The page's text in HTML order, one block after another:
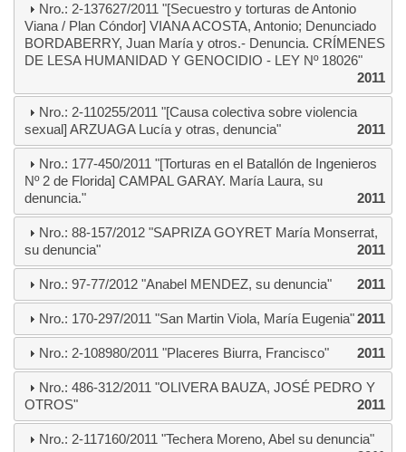
Nro.: 2-137627/2011 "[Secuestro y torturas de Antonio
Viana / Plan Cóndor] VIANA ACOSTA, Antonio; Denunciado
BORDABERRY, Juan María y otros.- Denuncia. CRÍMENES
DE LESA HUMANIDAD Y GENOCIDIO - LEY Nº 18026"
2011
Nro.: 2-110255/2011 "[Causa colectiva sobre violencia
sexual] ARZUAGA Lucía y otras, denuncia"
2011
Nro.: 177-450/2011 "[Torturas en el Batallón de Ingenieros
Nº 2 de Florida] CAMPAL GARAY. María Laura, su
denuncia."
2011
Nro.: 88-157/2012 "SAPRIZA GOYRET María Monserrat,
su denuncia"
2011
Nro.: 97-77/2012 "Anabel MENDEZ, su denuncia" 2011
Nro.: 170-297/2011 "San Martin Viola, María Eugenia" 2011
Nro.: 2-108980/2011 "Placeres Biurra, Francisco" 2011
Nro.: 486-312/2011 "OLIVERA BAUZA, JOSÉ PEDRO Y
OTROS"
2011
Nro.: 2-117160/2011 "Techera Moreno, Abel su denuncia"